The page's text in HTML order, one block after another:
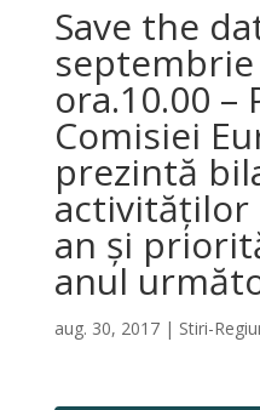
Save the
septembrie
ora.10.00 –
Comisiei
prezintă
an și
anul
aug. 30, 2017| Stiri-